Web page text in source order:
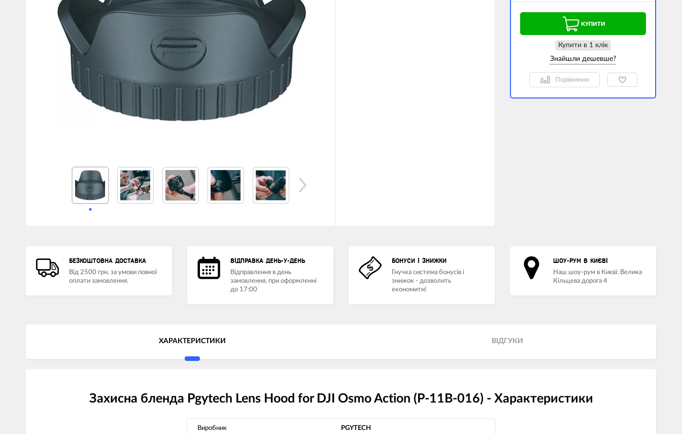
ендуро
Тубус для інструментів
Захист рук
Авто GPS навігатори
Відеореєстратори
LED лампи головного світла
КУПИТИ
Купити в 1 клiк
Порівняння
БЕЗКОШТОВНА ДОСТАВКА
Від 2500 грн, за умови повної
оплати замовлення.
ВІДПРАВКА ДЕНЬ-У-ДЕНЬ
Відправлення в день
замовлення, при оформленні
до 17:00
БОНУСИ І ЗНИЖКИ
Гнучка система бонусів і
знижок - дозволить
економити!
ШОУ-РУМ В КИЄВІ
Наш шоу-рум в Києві: Велика
Кільцева дорога 4
ХАРАКТЕРИСТИКИ ВIДГУКИ
Захисна бленда Pgytech Lens Hood for DJI Osmo Action (P-11B-016) - Характеристики
Виробник PGYTECH